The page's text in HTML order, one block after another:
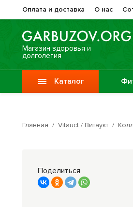
Оплата и доставка О нас
Магазин здоровья и
долголетия
Каталог
Главная / Vitauct / Витаукт /
Поделиться